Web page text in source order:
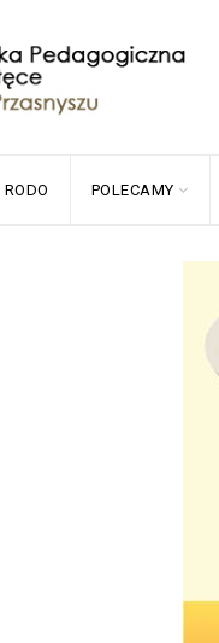
RODO POLECAMY